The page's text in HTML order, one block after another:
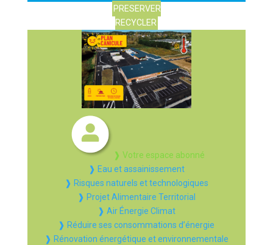
PRESERVER
RECYCLER
❱ Votre espace abonné
❱ Eau et assainissement
❱ Risques naturels et technologiques
❱ Projet Alimentaire Territorial
❱ Air Énergie Climat
❱ Réduire ses consommations d’énergie
❱ Rénovation énergétique et environnementale